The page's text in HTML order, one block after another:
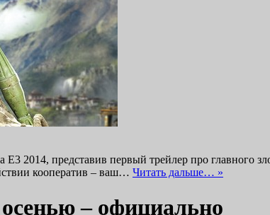
2014, представив первый трейлер про главного
кооператив – ваш… Читать дальше… »
– официально